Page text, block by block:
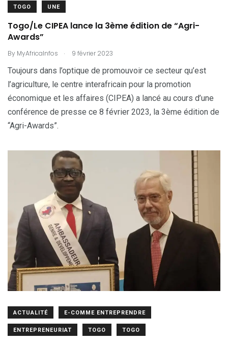
TOGO UNE
Togo/Le CIPEA lance la 3ème édition de “Agri-
Awards”
By MyAfricaInfos . 9 février 2023
Toujours dans l’optique de promouvoir ce secteur qu’est
l’agriculture, le centre interafricain pour la promotion
économique et les affaires (CIPEA) a lancé au cours d’une
conférence de presse ce 8 février 2023, la 3ème édition de
“Agri-Awards”.
ACTUALITÉ E-COMME ENTREPRENDRE
ENTREPRENEURIAT TOGO TOGO